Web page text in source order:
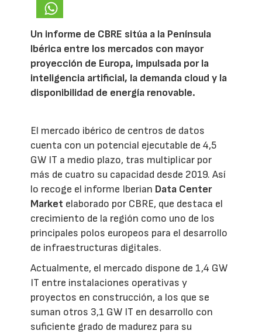
Un informe de CBRE sitúa a la Península
Ibérica entre los mercados con mayor
proyección de Europa, impulsada por la
inteligencia artificial, la demanda cloud y la
disponibilidad de energía renovable.
El mercado ibérico de centros de datos
cuenta con un potencial ejecutable de 4,5
GW IT a medio plazo, tras multiplicar por
más de cuatro su capacidad desde 2019. Así
lo recoge el informe Iberian Data Center
Market elaborado por CBRE, que destaca el
crecimiento de la región como uno de los
principales polos europeos para el desarrollo
de infraestructuras digitales.
Actualmente, el mercado dispone de 1,4 GW
IT entre instalaciones operativas y
proyectos en construcción, a los que se
suman otros 3,1 GW IT en desarrollo con
suficiente grado de madurez para su